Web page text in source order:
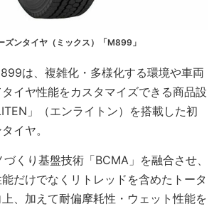
ズンタイヤ（ミックス）「M899」
は、複雑化・多様化する環境や車両
イヤ性能をカスタマイズできる商品設
」（エンライトン）を搭載した初
イヤ。
くり基盤技術「BCMA」を融合させ、
だけでなくリトレッドを含めたトータ
、加えて耐偏摩耗性・ウェット性能を